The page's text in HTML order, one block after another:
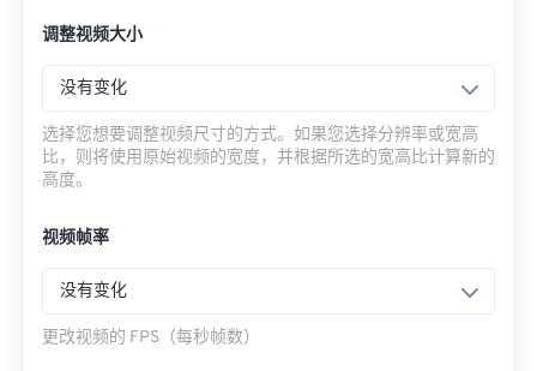
调整视频大小
没有变化
选择您想要调整视频尺寸的方式。如果您选择分辨率或宽高
比，则将使用原始视频的宽度，并根据所选的宽高比计算新的
高度。
视频帧率
没有变化
更改视频的 FPS（每秒帧数）